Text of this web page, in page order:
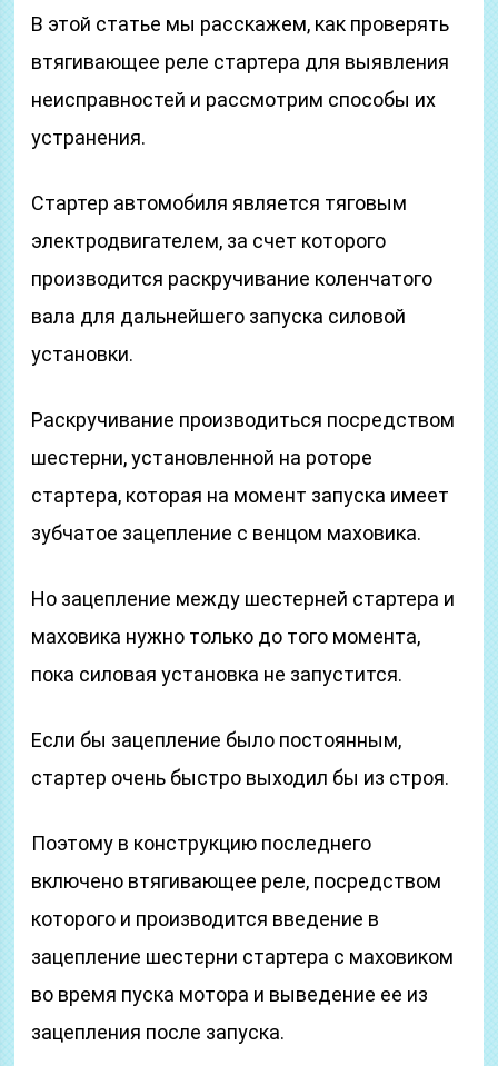
В этой статье мы расскажем, как проверять
втягивающее реле стартера для выявления
неисправностей и рассмотрим способы их
устранения.
Стартер автомобиля является тяговым
электродвигателем, за счет которого
производится раскручивание коленчатого
вала для дальнейшего запуска силовой
установки.
Раскручивание производиться посредством
шестерни, установленной на роторе
стартера, которая на момент запуска имеет
зубчатое зацепление с венцом маховика.
Но зацепление между шестерней стартера и
маховика нужно только до того момента,
пока силовая установка не запустится.
Если бы зацепление было постоянным,
стартер очень быстро выходил бы из строя.
Поэтому в конструкцию последнего
включено втягивающее реле, посредством
которого и производится введение в
зацепление шестерни стартера с маховиком
во время пуска мотора и выведение ее из
зацепления после запуска.